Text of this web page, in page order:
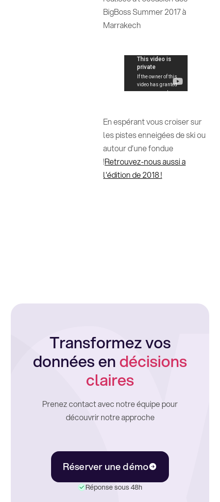
BigBoss Summer 2017 à
Marrakech
En espérant vous croiser sur
les pistes enneigées de ski ou
autour d’une fondue
!Retrouvez-nous aussi a
l'édition de 2018 !
Transformez vos
données endécisions
claires
Prenez contact avec notre équipe pour
découvrir notre approche
Réserver une démo
Réponse sous 48h